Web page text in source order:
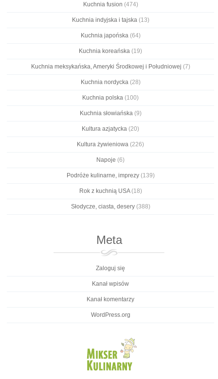
Kuchnia fusion (474)
Kuchnia indyjska i tajska(13)
Kuchnia japońska(64)
Kuchnia koreańska (19)
Kuchnia meksykańska, Ameryki Środkowej i Południowej (7)
Kuchnia nordycka(28)
Kuchnia polska (100)
Kuchnia słowiańska(9)
Kultura azjatycka (20)
Kultura żywieniowa (226)
Napoje (6)
Podróże kulinarne, imprezy(139)
Rok z kuchnią USA(18)
Słodycze, ciasta, desery(388)
Meta
Zaloguj się
Kanał wpisów
Kanał komentarzy
WordPress.org